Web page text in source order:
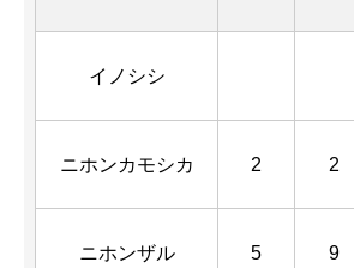
イノシシ
ニホンカモシカ 2 2
ニホンザル 5 9